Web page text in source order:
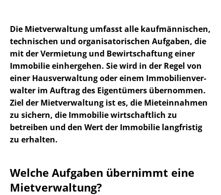
Die Mietverwaltung umfasst alle kaufmännischen,
technischen und or­ga­ni­sa­to­ri­schen Aufgaben, die
mit der Vermietung und Bewirtschaftung einer
Immobilie einhergehen. Sie wird in der Regel von
einer Hausverwaltung oder einem Im­mo­bi­li­en­ver­
wal­ter im Auftrag des Eigentümers übernommen.
Ziel der Mietverwaltung ist es, die Mieteinnahmen
zu sichern, die Immobilie wirtschaftlich zu
betreiben und den Wert der Immobilie langfristig
zu erhalten.
Welche Aufgaben übernimmt eine
Mietverwaltung?